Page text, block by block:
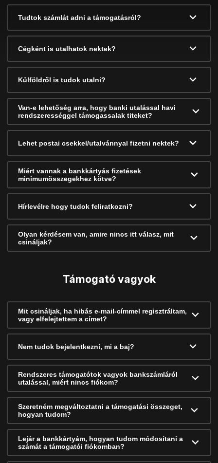
Tudtok számlát adni a támogatásról?
Cégként is utalhatok nektek?
Külföldről is tudok utalni?
Van-e lehetőség arra, hogy banki utalással havi
rendszerességgel támogassalak titeket?
Lehet postai csekkel/utalvánnyal fizetni nektek?
Miért vannak a bankkártyás fizetések
minimumösszegekhez kötve?
Hírlevélre hogy tudok feliratkozni?
Olyan kérdésem van, amire nincs itt válasz, mit
csináljak?
Támogató vagyok
Mit csináljak, ha hibás e-mail-címmel regisztráltam,
vagy elfelejtettem a címet?
Nem tudok bejelentkezni, mi a baj?
Rendszeres támogatótok vagyok bankszámláról
utalással, miért nincs fiókom?
Szeretném megváltoztatni a támogatási összeget,
hogyan tudom?
Lejár a bankkártyám, hogyan tudom módosítani a
számát a támogatói fiókomban?